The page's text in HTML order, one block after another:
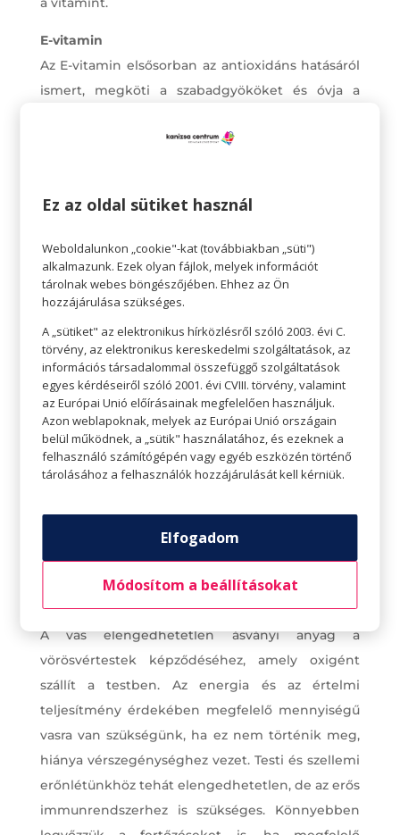
E-vitamin
Az E-vitamin elsősorban az antioxidáns hatásáról
ismert, megköti a szabadgyököket és óvja a
idézhet elő, de a bőrünk védelmében is érdemes
vitamint, például növényi olajok, dió, mandula,
mogyoró és földimogyoró, valamint a spenót,
paradicsom, spárga és cukkini. Egyes
gyümölcsökben is megtalálható, például a
Vas
A vas elengedhetetlen ásványi anyag a
vörösvértestek képződéséhez, amely oxigént
szállít a testben. Az energia és az értelmi
teljesítmény érdekében megfelelő mennyiségű
vasra van szükségünk, ha ez nem történik meg,
hiánya vérszegénységhez vezet. Testi és szellemi
erőnlétünkhöz tehát elengedhetetlen, de az erős
immunrendszerhez is szükséges. Könnyebben
Ez az oldal sütiket használ
Weboldalunkon „cookie"-kat (továbbiakban „süti")
alkalmazunk. Ezek olyan fájlok, melyek információt
tárolnak webes böngészőjében. Ehhez az Ön
hozzájárulása szükséges.
A „sütiket" az elektronikus hírközlésről szóló 2003. évi C.
törvény, az elektronikus kereskedelmi szolgáltatások, az
információs társadalommal összefüggő szolgáltatások
egyes kérdéseiről szóló 2001. évi CVIII. törvény, valamint
az Európai Unió előírásainak megfelelően használjuk.
Azon weblapoknak, melyek az Európai Unió országain
belül működnek, a „sütik" használatához, és ezeknek a
felhasználó számítógépén vagy egyéb eszközén történő
tárolásához a felhasználók hozzájárulását kell kérniük.
Elfogadom
Módosítom a beállításokat